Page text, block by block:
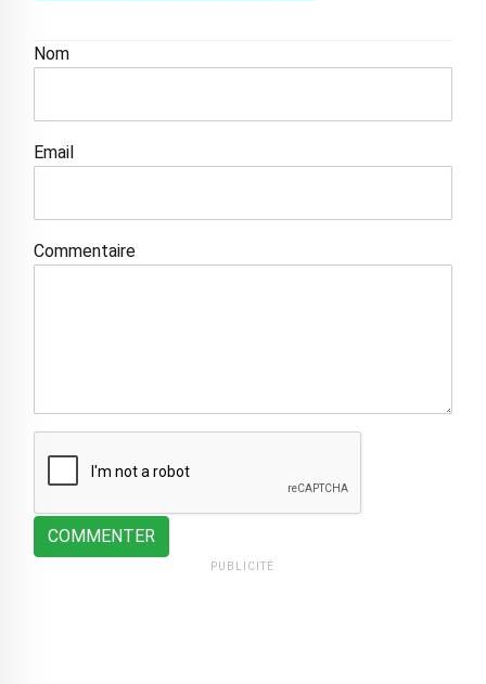
Nom
Email
Commentaire
COMMENTER
PUBLICITÉ